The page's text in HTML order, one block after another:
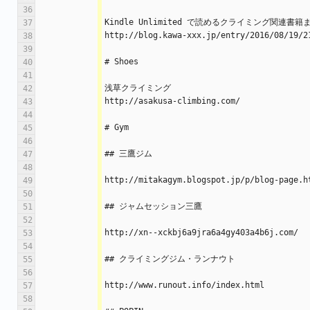
36
37
Kindle Unlimited で読めるクライミング関連書籍
38
http://blog.kawa-xxx.jp/entry/2016/08/19/
39
40
# Shoes
41
42
浅草クライミング
43
http://asakusa-climbing.com/
44
45
# Gym
46
47
## 三鷹ジム
48
49
http://mitakagym.blogspot.jp/p/blog-
50
51
## ジャムセッション三鷹
52
53
http://xn--xckbj6a9jra6a4gy403a4b6j.com/
54
55
## クライミングジム・ランナウト
56
57
http://www.runout.info/index.html
58